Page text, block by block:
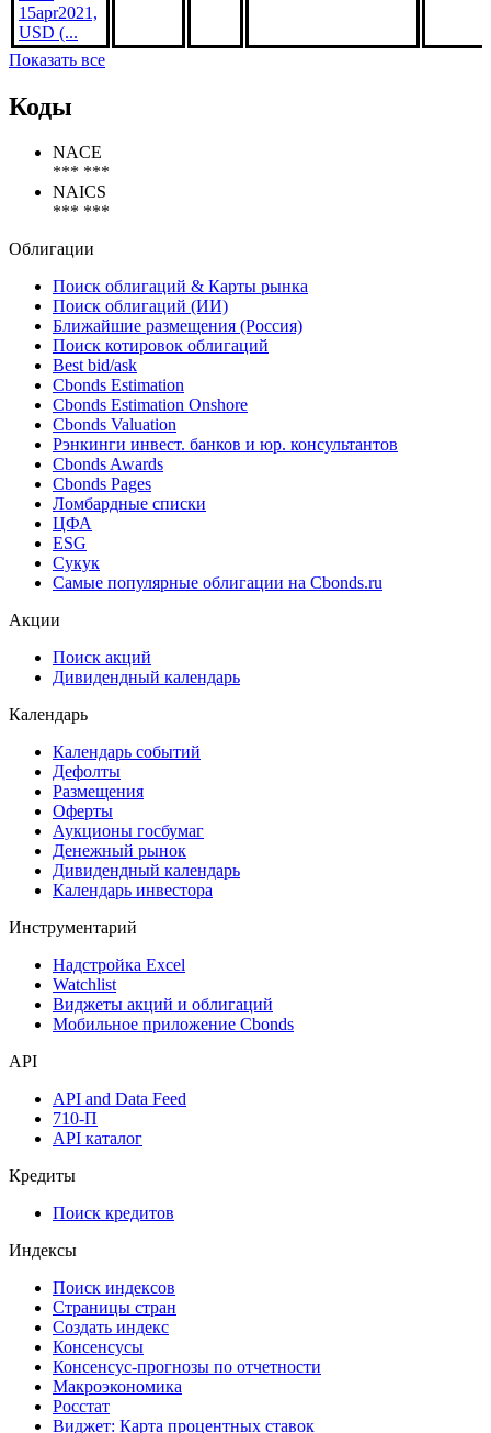
Issuance
Trust
2014-A5,
FRN
USD (...
*** *** Досрочно погашена
Коды
*** ***
*** ***
Облигации
Поиск облигаций & Карты рынка
Поиск облигаций (ИИ)
Ближайшие размещения (Россия)
Поиск котировок облигаций
Best bid/ask
Cbonds Estimation
Cbonds Estimation Onshore
Cbonds Valuation
Рэнкинги инвест. банков и юр. консультантов
Cbonds Awards
Cbonds Pages
Ломбардные списки
ESG
Самые популярные облигации на Cbonds.ru
Дивидендный календарь
Календарь
Календарь событий
Дефолты
Размещения
Оферты
Денежный рынок
Календарь инвестора
Инструментарий
Мобильное приложение Cbonds
API
API and Data Feed
API каталог
Кредиты
Поиск кредитов
Индексы
Поиск индексов
Страницы стран
Создать индекс
Консенсусы